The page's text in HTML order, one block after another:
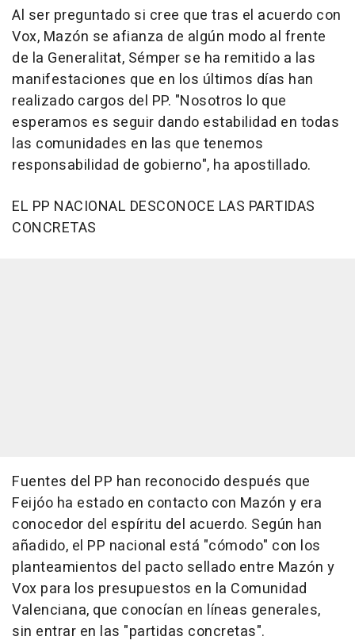
Al ser preguntado si cree que tras el acuerdo con
Vox, Mazón se afianza de algún modo al frente
de la Generalitat, Sémper se ha remitido a las
manifestaciones que en los últimos días han
realizado cargos del PP. "Nosotros lo que
esperamos es seguir dando estabilidad en todas
las comunidades en las que tenemos
responsabilidad de gobierno", ha apostillado.
EL PP NACIONAL DESCONOCE LAS PARTIDAS
CONCRETAS
Fuentes del PP han reconocido después que
Feijóo ha estado en contacto con Mazón y era
conocedor del espíritu del acuerdo. Según han
añadido, el PP nacional está "cómodo" con los
planteamientos del pacto sellado entre Mazón y
Vox para los presupuestos en la Comunidad
Valenciana, que conocían en líneas generales,
sin entrar en las "partidas concretas".